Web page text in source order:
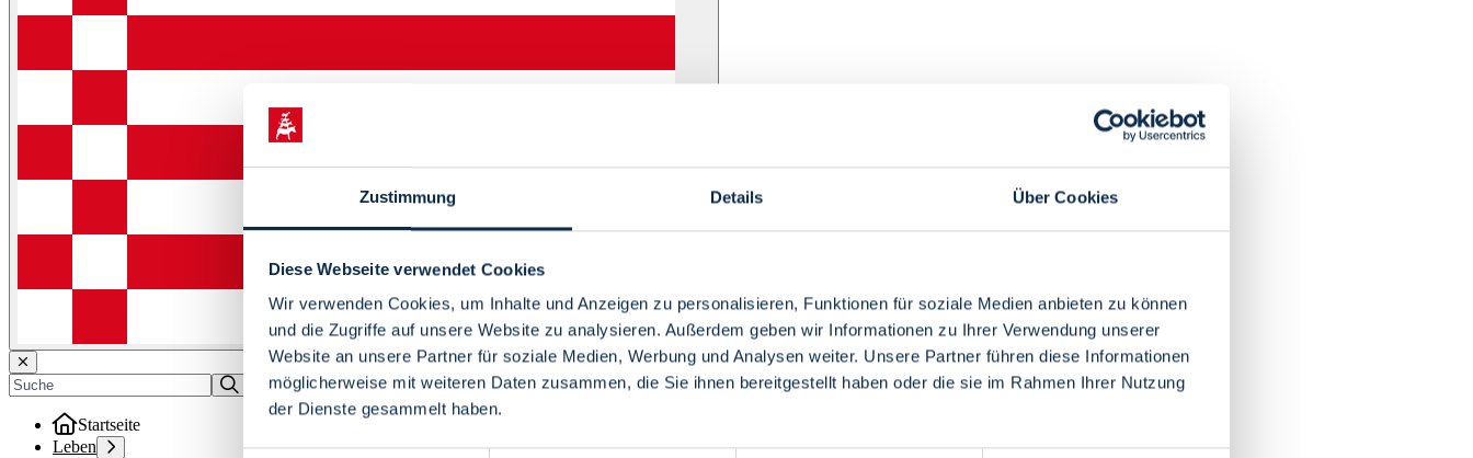
Zustimmung Details Über Cookies
Diese Webseite verwendet Cookies
Wir verwenden Cookies, um Inhalte und Anzeigen zu personalisieren, Funktionen für soziale Medien anbieten zu können
und die Zugriffe auf unsere Website zu analysieren. Außerdem geben wir Informationen zu Ihrer Verwendung unserer
Website an unsere Partner für soziale Medien, Werbung und Analysen weiter. Unsere Partner führen diese Informationen
möglicherweise mit weiteren Daten zusammen, die Sie ihnen bereitgestellt haben oder die sie im Rahmen Ihrer Nutzung
der Dienste gesammelt haben.
Menü
Startseite
Leben